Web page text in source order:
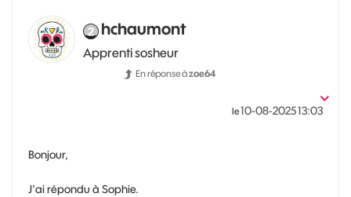
hchaumont
Apprenti sosheur
En réponse àzoe64
le‎10-08-202513:03
Bonjour,
J'ai répondu à Sophie.